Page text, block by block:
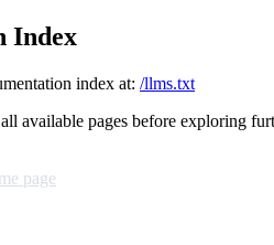
Index
index at: /llms.txt
available pages before exploring
page